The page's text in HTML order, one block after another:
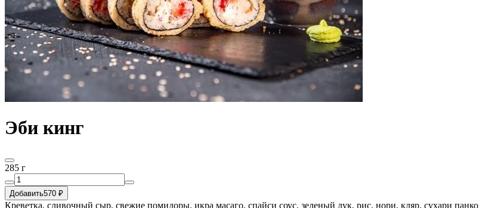
Эби кинг
285 г
Добавить570 ₽
Креветка, сливочный сыр, свежие помидоры, икра масаго, спайси соус, зеленый лук, рис, нори, кляр, сухари панко